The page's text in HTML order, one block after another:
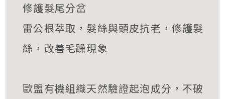
修護髮尾分岔
雷公根萃取，髮絲與頭皮抗老，修護髮
絲，改善毛躁現象
歐盟有機組織天然驗證起泡成分，不破